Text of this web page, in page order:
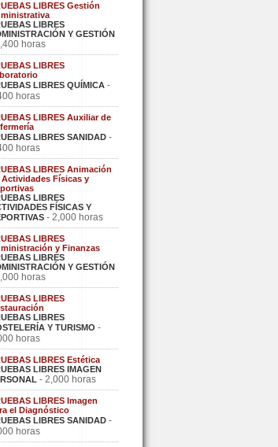
LIBRES Gestión
LIBRES
Y GESTIÓN
horas
LIBRES
LIBRES QUÍMICA -
horas
LIBRES Auxiliar de
LIBRES SANIDAD -
horas
LIBRES Animación
Actividades Físicas y
LIBRES
FÍSICAS Y
- 2,000 horas
LIBRES
y Finanzas
LIBRES
Y GESTIÓN
horas
LIBRES
LIBRES
Y TURISMO -
horas
LIBRES Estética
LIBRES IMAGEN
- 2,000 horas
LIBRES Imagen
el Diagnóstico
LIBRES SANIDAD -
horas